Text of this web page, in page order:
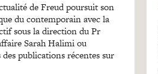
de Freud poursuit son
du contemporain avec la
sous la direction du Pr
Sarah Halimi ou
publications récentes sur